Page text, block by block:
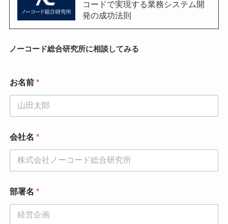
コードで実現する業務システム開
発の成功法則
ノーコード総合研究所に相談してみる
お名前 *
会社名 *
部署名 *